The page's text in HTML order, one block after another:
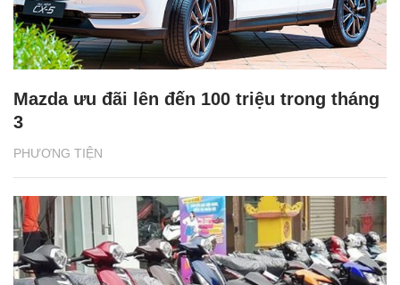
PHƯƠNG TIỆN
Mazda ưu đãi lên đến 100 triệu trong tháng
3